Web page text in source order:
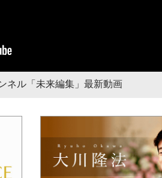
ネル「未来編集」最新動画